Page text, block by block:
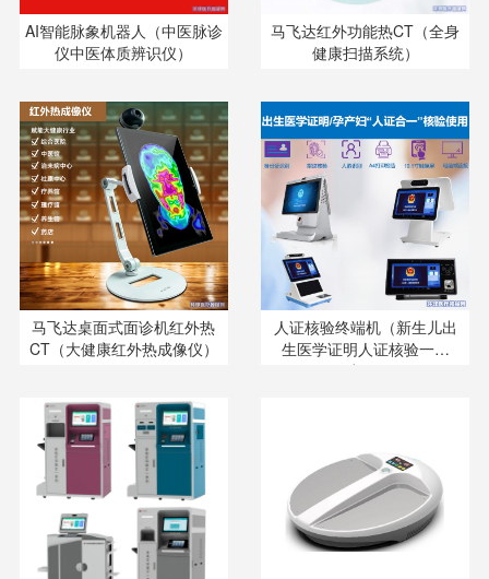
AI智能脉象机器人（中医脉诊
仪中医体质辨识仪）
马飞达红外功能热CT（全身
健康扫描系统）
马飞达桌面式面诊机红外热
CT（大健康红外热成像仪）
人证核验终端机（新生儿出
生医学证明人证核验一体
机）